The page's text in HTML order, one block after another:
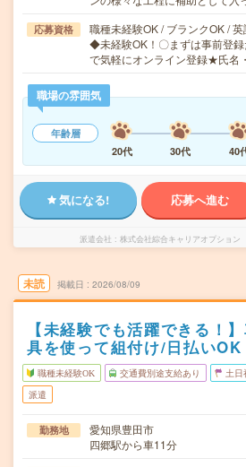
応募資格
職種未経験OK / ブランクOK /
◆未経験OK！〇まずは事前登
で気軽にオンライン登録★氏名
職場の雰囲気
年齢層
20代
30代 40
気になる! 応募へ進む
派遣会社 株式会社綜合キャリアオプション
未読 掲載日 2026/08/09
【未経験でも活躍できる！
具を使って組付け/日払いOK
職種未経験OK 交通費別途支給あり 土日
派遣
勤務地
愛知県豊田市
四郷駅から車11分